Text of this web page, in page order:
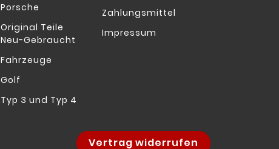
Porsche
Original Teile
Neu-Gebraucht
Fahrzeuge
Golf
Typ 3 und Typ 4
Zahlungsmittel
Impressum
Vertrag widerrufen